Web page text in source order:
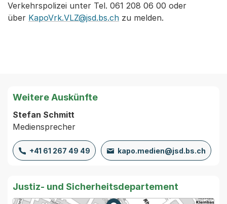
Verkehrspolizei unter Tel. 061 208 06 00 oder
über KapoVrk.VLZ@jsd.bs.ch zu melden.
Weitere Auskünfte
Stefan Schmitt
Mediensprecher
+41 61 267 49 49 kapo.medien@jsd.bs.ch
Justiz- und Sicherheitsdepartement